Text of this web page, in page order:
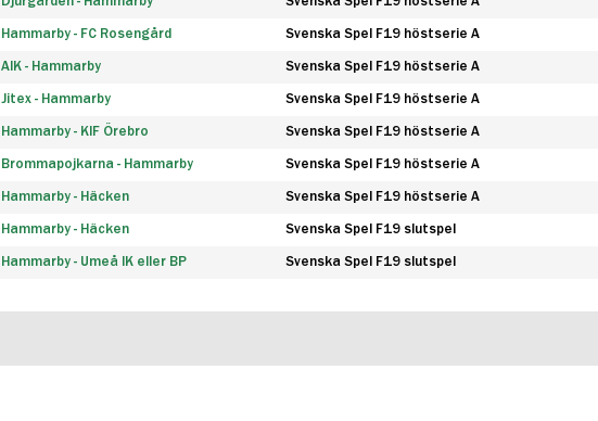
Hammarby - FC Rosengård Svenska Spel F19 höstserie A
AIK - Hammarby Svenska Spel F19 höstserie A
Jitex - Hammarby Svenska Spel F19 höstserie A
Hammarby - KIF Örebro Svenska Spel F19 höstserie A
Brommapojkarna - Hammarby Svenska Spel F19 höstserie A
Hammarby - Häcken Svenska Spel F19 höstserie A
Hammarby - Häcken Svenska Spel F19 slutspel
Hammarby - Umeå IK eller BP Svenska Spel F19 slutspel